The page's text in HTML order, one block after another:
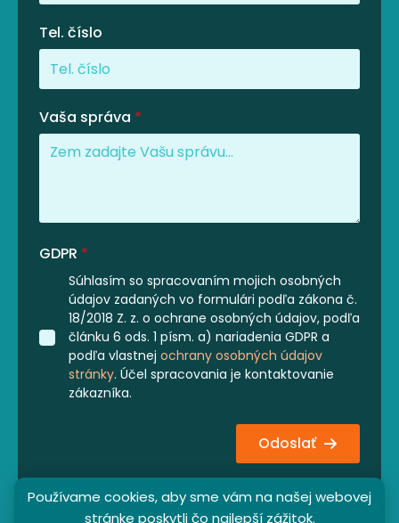
Používame cookies, aby sme vám na našej webovej
stránke poskytli čo najlepší zážitok.
Tel. číslo
Vaša správa *
GDPR *
Súhlasím so spracovaním mojich osobných
údajov zadaných vo formulári podľa zákona č.
18/2018 Z. z. o ochrane osobných údajov, podľa
článku 6 ods. 1 písm. a) nariadenia GDPR a
podľa vlastnej ochrany osobných údajov
stránky. Účel spracovania je kontaktovanie
zákazníka.
Odoslať